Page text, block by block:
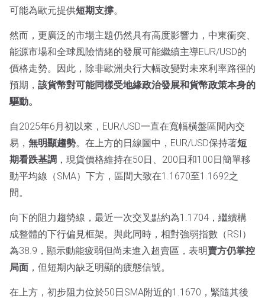
可能為歐元提供短期支撐。
然而，更廣泛的市場主題仍然具有高度影響力，中東衝突、
能源市場和全球風險情緒的發展可能繼續主導EUR/USD的
價格走勢。因此，除非歐洲央行大幅改變對未來利率路徑的
預期， 該貨幣對可能同樣受地緣政治發展和貨幣政策本身的
驅動。
自2025年6月初以來，EUR/USD一直在寬幅橫盤區間內交
易， 無明顯趨勢。在上方的日線圖中，EUR/USD保持著短
期看跌基調 ，現貨價格維持在50日、200日和100日簡單移
動平均線（SMA）下方，區間大致在1.1670至1.1692之
間。
向下的阻力趨勢線，最近一次交叉點約為1.1704，繼續構
成整體的下行偏見框架。與此同時，相對強弱指數（RSI）
為38.9，顯示動能疲弱但尚未進入超賣區，表明賣方仍掌控
局面 ，但短期內缺乏明顯的疲態信號。
在上方，初步阻力位於50日SMA附近的1.1670，緊隨其後